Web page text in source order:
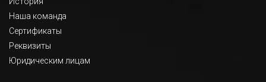
Наша команда
Сертификаты
Реквизиты
Юридическим лицам